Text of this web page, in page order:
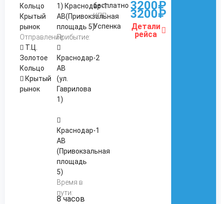
Кольцо
Крытый
рынок
Отправление:
Т.Ц.
Золотое
Кольцо
Крытый
рынок
1) Краснодар-1
АВ(Привокзальная
площадь 5)
Прибытие:
Краснодар-2
АВ
(ул.
Гаврилова
1)
Краснодар-1
АВ
(Привокзальная
площадь
5)
Время в
пути:
8 часов
бесплатно
КПП:
Успенка
3200₽
3200₽
Детали
рейса